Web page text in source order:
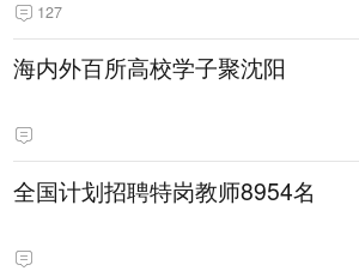
127
海内外百所高校学子聚沈阳
全国计划招聘特岗教师8954名